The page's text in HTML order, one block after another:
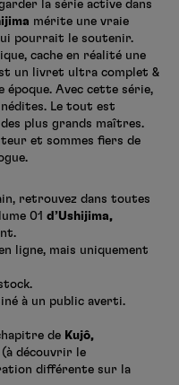
la série active dans
mérite une vraie
pourrait le soutenir.
cache en réalité une
un livret ultra complet &
Avec cette série,
Le tout est
plus grands maîtres.
et sommes fiers de
retrouvez dans toutes
01 d’Ushijima,
ligne, mais uniquement
à un public averti.
de Kujô,
découvrir le
différente sur la